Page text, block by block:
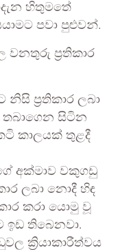
හිතුමතේ
පවා පුළුවන්.
ප්‍රතිකාර
ප්‍රතිකාර ලබා
සිටින
කාලයක් තුළදී
අක්මාව වකුගඩු
ලබා නොදී හිඳ
කරා යොමු වූ
ඉඩ තිබෙනවා.
ක්‍රියාකාරීත්වය